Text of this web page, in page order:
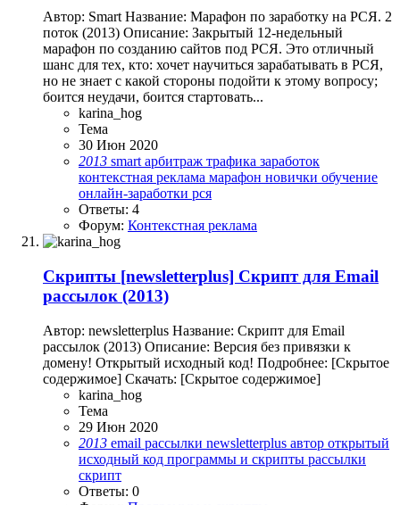
Автор: Smаrt Название: Марафон по заработку на РСЯ. 2
поток (2013) Описание: Закрытый 12-недельный
марафон по созданию сайтов под РСЯ. Это отличный
шанс для тех, кто: хочет научиться зарабатывать в РСЯ,
но не знает с какой стороны подойти к этому вопросу;
боится неудачи, боится стартовать...
karina_hog
Тема
30 Июн 2020
2013 smаrt арбитраж трафика заработок
контекстная реклама марафон новички обучение
онлайн-заработки рся
Ответы: 4
Форум: Контекстная реклама
Скрипты [newsletterplus] Скрипт для Email
рассылок (2013)
Автор: newsletterplus Название: Скрипт для Email
рассылок (2013) Описание: Версия без привязки к
домену! Открытый исходный код! Подробнее: [Скрытое
содержимое] Скачать: [Скрытое содержимое]
karina_hog
Тема
29 Июн 2020
2013 email рассылки newsletterplus автор открытый
исходный код программы и скрипты рассылки
скрипт
Ответы: 0